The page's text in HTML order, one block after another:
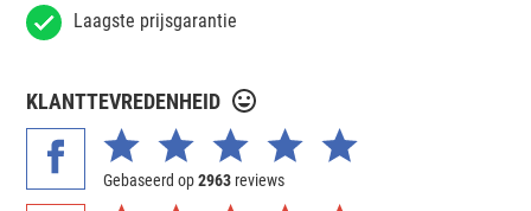
Laagste prijsgarantie
KLANTTEVREDENHEID
Gebaseerd op2963 reviews